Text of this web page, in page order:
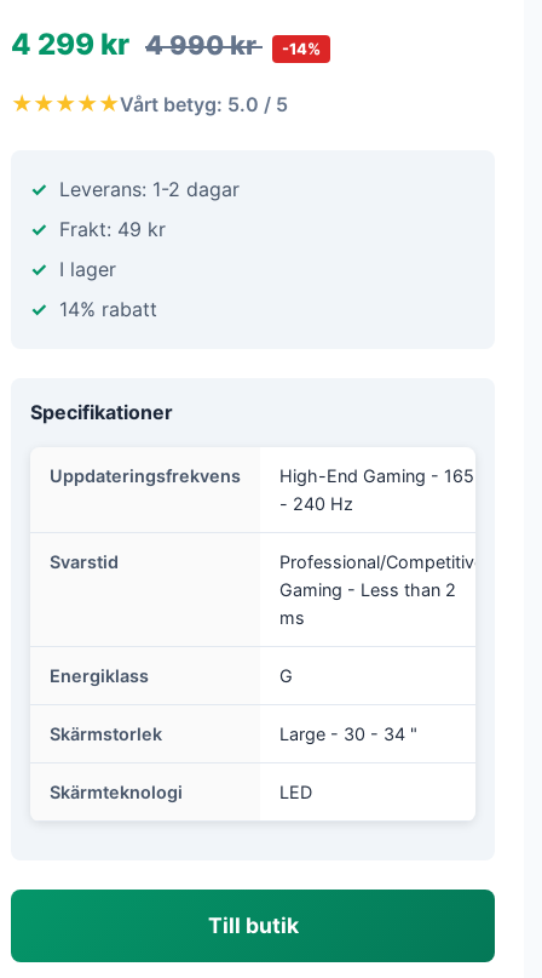
4 299 kr 4 990 kr -14%
★★★★★Vårt betyg: 5.0 / 5
Leverans: 1-2 dagar
Frakt: 49 kr
I lager
14% rabatt
Specifikationer
Uppdateringsfrekvens
High-End Gaming - 165
- 240 Hz
Svarstid
Professional/Competitive
Gaming - Less than 2
ms
Energiklass G
Skärmstorlek Large - 30 - 34 "
Skärmteknologi LED
Till butik